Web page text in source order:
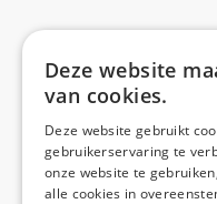
Deze website
van cookies.
Deze website gebruikt
gebruikerservaring te
onze website te
alle cookies in